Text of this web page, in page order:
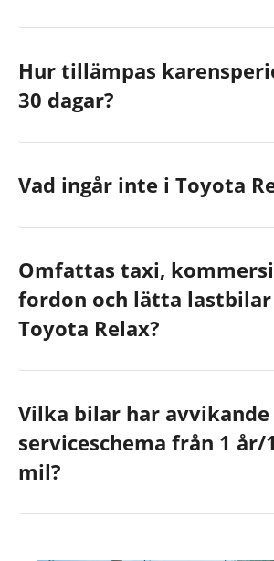
Hur tillämpas
30 dagar?
Vad ingår inte i Toyota
Omfattas taxi,
fordon och lätta
Toyota Relax?
Vilka bilar har avvikande
serviceschema från 1 år/
mil?